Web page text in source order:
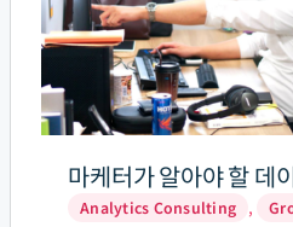
마케터가 알아야 할 데
Analytics Consulting ,
알
아
할
데
이
터